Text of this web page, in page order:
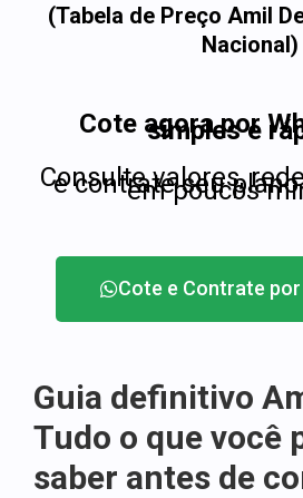
(Tabela de Preço Amil
Nacional)
Cote agora por
simples e
Consulte valores,
e contrate seu
em poucos
Cote e Contrate
Guia definitivo
Tudo o que você
saber antes de